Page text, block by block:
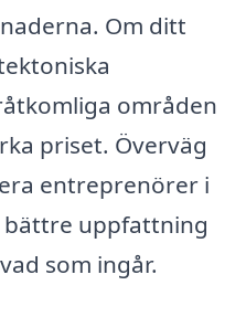
Om ditt
områden
priset. Överväg
entreprenörer i
bättre uppfattning
som ingår.